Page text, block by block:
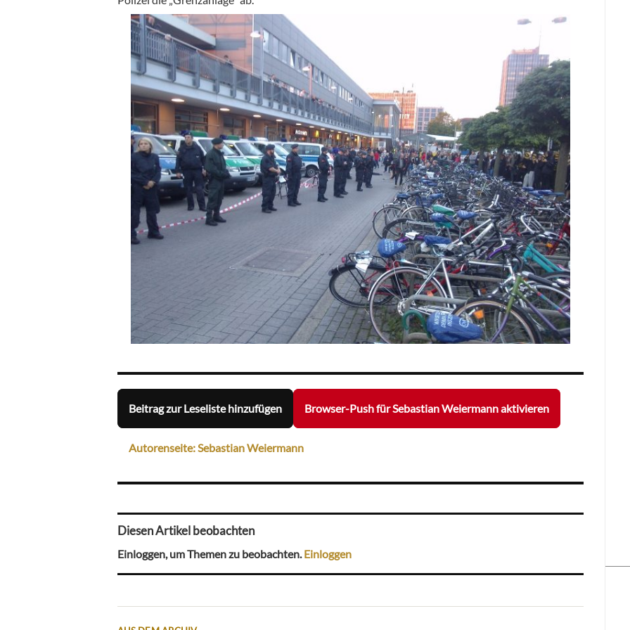
Beitrag zur Leseliste hinzufügen Browser-Push für Sebastian Weiermann aktivieren
Autorenseite: Sebastian Weiermann
Diesen Artikel beobachten
Einloggen, um Themen zu beobachten.Einloggen